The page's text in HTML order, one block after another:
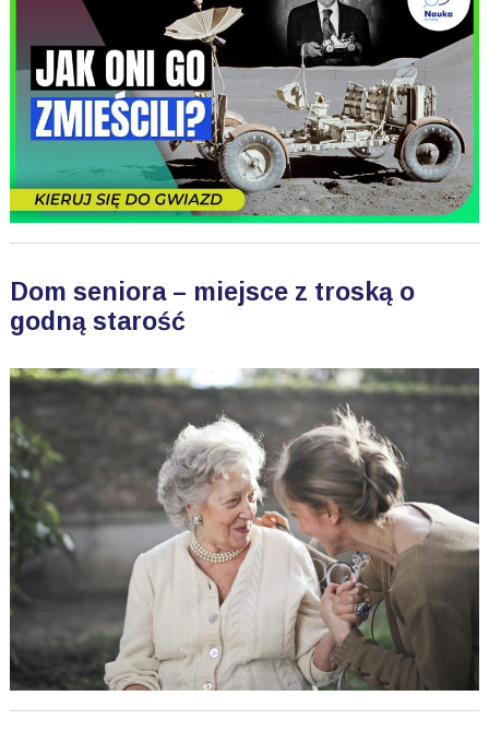
Dom seniora – miejsce z troską o
godną starość